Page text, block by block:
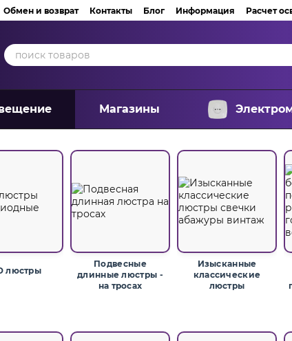
Обмен и возврат Контакты Блог Информация Расчет
Магазины
люстры
Подвесные
длинные люстры -
на тросах
Изысканные
классические
люстры